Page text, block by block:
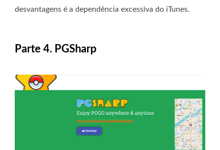
desvantagens é a dependência excessiva do iTunes.
Parte 4. PGSharp